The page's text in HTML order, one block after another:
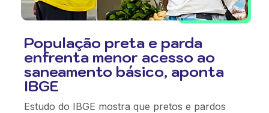
População preta e parda
enfrenta menor acesso ao
saneamento básico, aponta
IBGE
Estudo do IBGE mostra que pretos e pardos